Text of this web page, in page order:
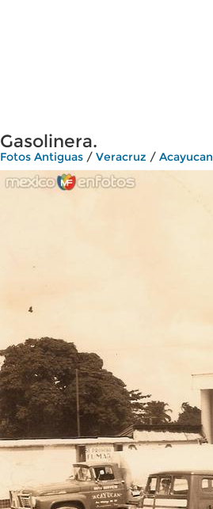
Gasolinera.
Fotos Antiguas / Veracruz / Acayucan